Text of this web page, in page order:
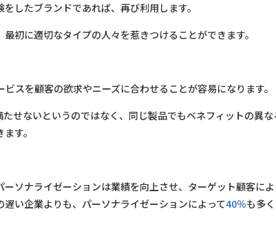
したブランドであれば、再び利用します。
初に適切なタイプの人々を惹きつけることができます。
スを顧客の欲求やニーズに合わせることが容易になります。
せないというのではなく、同じ製品でもベネフィットの異
す。
ソナライゼーションは業績を向上させ、ターゲット顧客に
い企業よりも、パーソナライゼーションによって40％も多